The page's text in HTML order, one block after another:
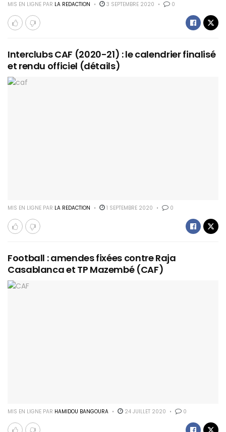
MIS EN LIGNE PAR LA REDACTION 3 SEPTEMBRE 2020 0
Interclubs CAF (2020-21) : le calendrier finalisé
et rendu officiel (détails)
MIS EN LIGNE PAR LA REDACTION 1 SEPTEMBRE 2020 0
Football : amendes fixées contre Raja
Casablanca et TP Mazembé (CAF)
MIS EN LIGNE PAR HAMIDOU BANGOURA 24 JUILLET 2020 0